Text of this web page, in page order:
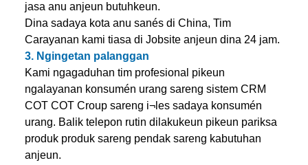
jasa anu anjeun butuhkeun.
Dina sadaya kota anu sanés di China, Tim
Carayanan kami tiasa di Jobsite anjeun dina 24 jam.
3. Ngingetan palanggan
Kami ngagaduhan tim profesional pikeun
ngalayanan konsumén urang sareng sistem CRM
COT COT Croup sareng i¬les sadaya konsumén
urang. Balik telepon rutin dilakukeun pikeun pariksa
produk produk sareng pendak sareng kabutuhan
anjeun.